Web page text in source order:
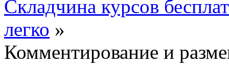
Складчина курсов
легко »
Комментирование и